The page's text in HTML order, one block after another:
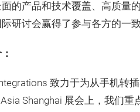
的产品和技术覆盖、高质量
研讨会赢得了参与各方的一致
致力于为从手机转
Shanghai 展会上，我们